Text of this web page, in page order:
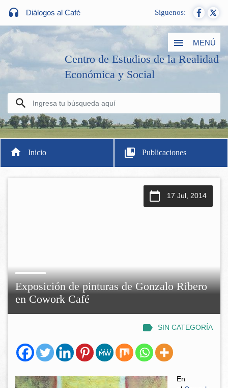
Diálogos al Café Siguenos:
MENÚ
Centro de Estudios de la Realidad
Económica y Social
Inicio Publicaciones
17 Jul, 2014
Exposición de pinturas de Gonzalo Ribero
en Cowork Café
SIN CATEGORÍA
En